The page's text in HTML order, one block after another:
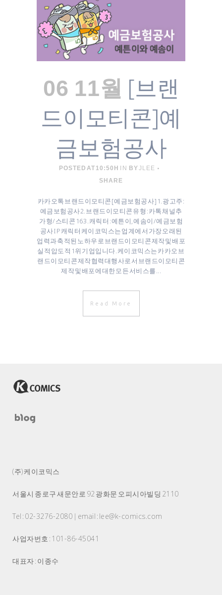
06 11월 [브랜
드이모티콘]예
금보험공사
POSTED AT 10:50H IN BYJLEE
SHARE
카카오톡 브랜드이모티콘 [ 예금보험공사 ] 1. 광고주 :
예금보험공사 ​2. 브랜드이모티콘 유형 : 카톡 채널추
가형/스티콘 16 3. 캐릭터 : 예튼이, 예솜이/예금보험
공사 IP 캐릭터 케이코믹스는 업계에서 가장 오래된
업력과 축적된 노하우로 브랜드이모티콘 제작 및 배포
실적 압도적 1위 기업입니다. 케이코믹스는 카카오 브
랜드이모티콘 제작협력대행사로서 브랜드이모티콘
제작 및 배포에 대한 모든 서비스를...
Read More
(주) 케이코믹스
서울시 종로구 새문안로 92 광화문 오피시아빌딩 2110
Tel : 02-3276-2080 | email : lee@k-comics.com
사업자번호 : 101-86-45041
대표자 : 이종수